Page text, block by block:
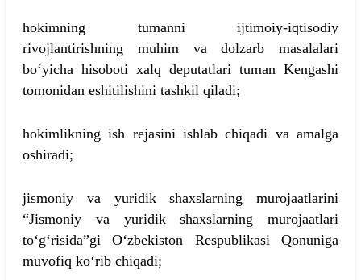
hokimning tumanni ijtimoiy-iqtisodiy
rivojlantirishning muhim va dolzarb masalalari
bo‘yicha hisoboti xalq deputatlari tuman Kengashi
tomonidan eshitilishini tashkil qiladi;
hokimlikning ish rejasini ishlab chiqadi va amalga
oshiradi;
jismoniy va yuridik shaxslarning murojaatlarini
“Jismoniy va yuridik shaxslarning murojaatlari
to‘g‘risida”gi O‘zbekiston Respublikasi Qonuniga
muvofiq ko‘rib chiqadi;